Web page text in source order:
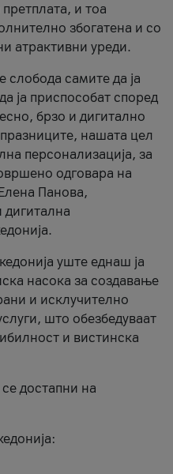
и тоа
збогатена и со
атрактивни уреди.
слобода самите да ја
ја приспособат според
брзо и дигитално
нашата цел
персонализација, за
одговара на
Панова,
дигитална
уште еднаш ја
насока за создавање
и исклучително
што обезбедуваат
и вистинска
достапни на